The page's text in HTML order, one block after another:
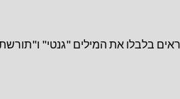
בלבלו את המילים "גנטי"